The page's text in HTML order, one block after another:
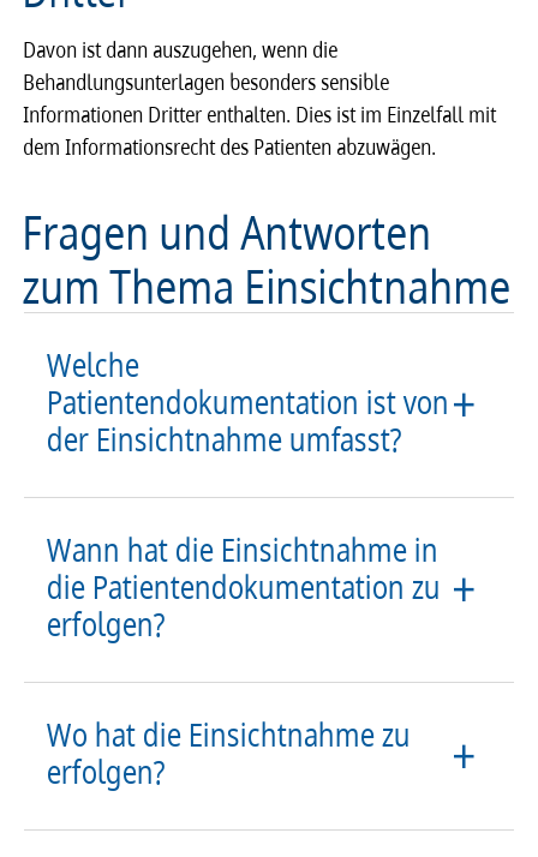
Davon ist dann auszugehen, wenn die
Behandlungsunterlagen besonders sensible
Informationen Dritter enthalten. Dies ist im Einzelfall mit
dem Informationsrecht des Patienten abzuwägen.
Fragen und Antworten
zum Thema Einsichtnahme
Welche
Patientendokumentation ist von
der Einsichtnahme umfasst?
Wann hat die Einsichtnahme in
die Patientendokumentation zu
erfolgen?
Wo hat die Einsichtnahme zu
erfolgen?